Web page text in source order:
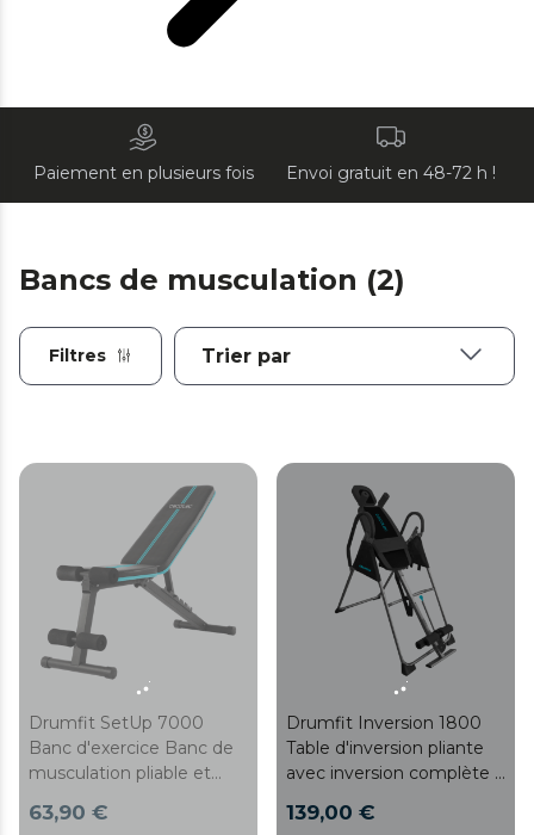
Paiement en plusieurs fois Envoi gratuit en 48-72 h !
Bancs de musculation (2)
Filtres
Drumfit SetUp 7000
Banc d'exercice Banc de
musculation pliable et
niveaux et inclinable
63,90 €
Drumfit Inversion 1800
Table d'inversion pliante
avec inversion complète à
rembourrages en mousse
139,00 €